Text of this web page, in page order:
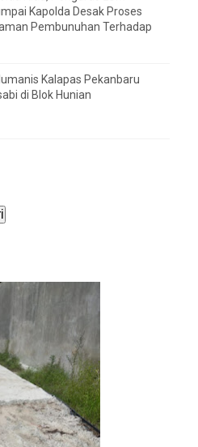
Kapolda Desak Proses
Pembunuhan Terhadap
Kalapas Pekanbaru
di Blok Hunian